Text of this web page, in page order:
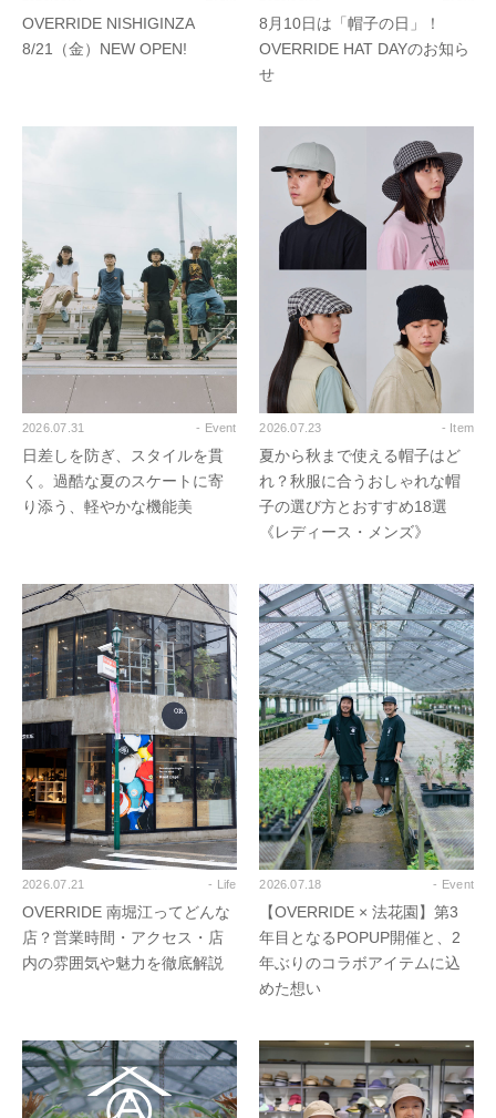
OVERRIDE NISHIGINZA
8/21（金）NEW OPEN!
8月10日は「帽子の日」！
OVERRIDE HAT DAYのお知ら
せ
2026.07.31 - Event
日差しを防ぎ、スタイルを貫
く。過酷な夏のスケートに寄
り添う、軽やかな機能美
2026.07.23 - Item
夏から秋まで使える帽子はど
れ？秋服に合うおしゃれな帽
子の選び方とおすすめ18選
《レディース・メンズ》
2026.07.21 - Life
OVERRIDE 南堀江ってどんな
店？営業時間・アクセス・店
内の雰囲気や魅力を徹底解説
2026.07.18 - Event
【OVERRIDE × 法花園】第3
年目となるPOPUP開催と、2
年ぶりのコラボアイテムに込
めた想い